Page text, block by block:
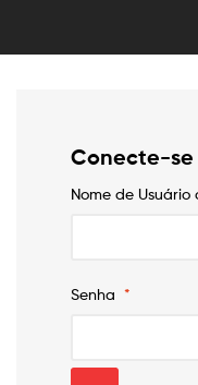
Conecte-se
Nome de Usuário
Senha *